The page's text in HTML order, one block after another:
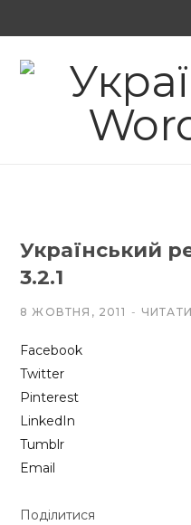
Український
3.2.1
8 ЖОВТНЯ, 2011
Facebook
Twitter
Pinterest
LinkedIn
Tumblr
Email
Поділитися